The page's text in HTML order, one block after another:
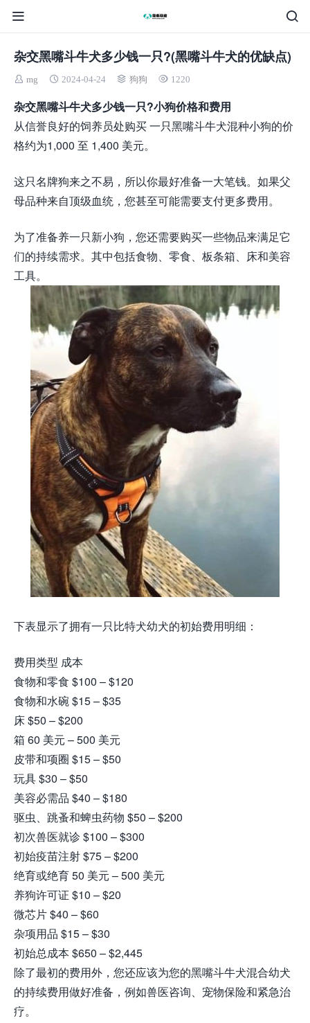
杂交黑嘴斗牛犬多少钱一只?(黑嘴斗牛犬的优缺点)
mg 2024-04-24 狗狗 1220
杂交黑嘴斗牛犬多少钱一只?小狗价格和费用
从信誉良好的饲养员处购买 一只黑嘴斗牛犬混种小狗的价
格约为1,000 至 1,400 美元。
这只名牌狗来之不易，所以你最好准备一大笔钱。如果父
母品种来自顶级血统，您甚至可能需要支付更多费用。
为了准备养一只新小狗，您还需要购买一些物品来满足它
们的持续需求。其中包括食物、零食、板条箱、床和美容
工具。
下表显示了拥有一只比特犬幼犬的初始费用明细：
费用类型 成本
食物和零食 $100 – $120
食物和水碗 $15 – $35
床 $50 – $200
箱 60 美元 – 500 美元
皮带和项圈 $15 – $50
玩具 $30 – $50
美容必需品 $40 – $180
驱虫、跳蚤和蜱虫药物 $50 – $200
初次兽医就诊 $100 – $300
初始疫苗注射 $75 – $200
绝育或绝育 50 美元 – 500 美元
养狗许可证 $10 – $20
微芯片 $40 – $60
杂项用品 $15 – $30
初始总成本 $650 – $2,445
除了最初的费用外，您还应该为您的黑嘴斗牛犬混合幼犬
的持续费用做好准备，例如兽医咨询、宠物保险和紧急治
疗。